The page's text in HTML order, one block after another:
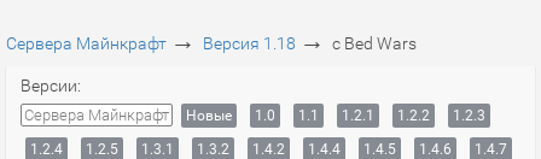
Сервера Майнкрафт → Версия 1.18 → с Bed Wars
Версии:
Сервера Майнкрафт Новые 1.0 1.1 1.2.1 1.2.2
1.2.3
1.2.4
1.2.5 1.3.1 1.3.2 1.4.2 1.4.4 1.4.5 1.4.6
1.4.7